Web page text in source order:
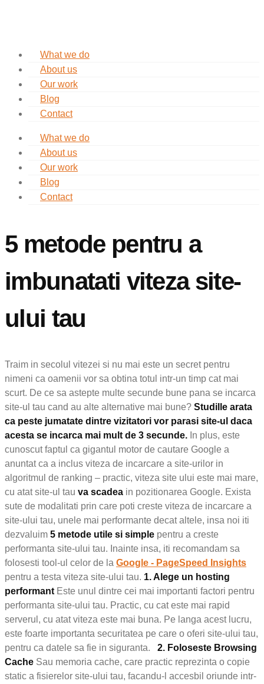
What we do
About us
Our work
Blog
Contact
What we do
About us
Our work
Blog
Contact
5 metode pentru a
imbunatati viteza site-
ului tau
Traim in secolul vitezei si nu mai este un secret pentru
nimeni ca oamenii vor sa obtina totul intr-un timp cat mai
scurt. De ce sa astepte multe secunde bune pana se incarca
site-ul tau cand au alte alternative mai bune? Studille arata
ca peste jumatate dintre vizitatori vor parasi site-ul daca
acesta se incarca mai mult de 3 secunde. In plus, este
cunoscut faptul ca gigantul motor de cautare Google a
anuntat ca a inclus viteza de incarcare a site-urilor in
algoritmul de ranking – practic, viteza site ului este mai mare,
cu atat site-ul tau va scadea in pozitionarea Google. Exista
sute de modalitati prin care poti creste viteza de incarcare a
site-ului tau, unele mai performante decat altele, insa noi iti
dezvaluim 5 metode utile si simple pentru a creste
performanta site-ului tau. Inainte insa, iti recomandam sa
folosesti tool-ul celor de la Google - PageSpeed Insights
pentru a testa viteza site-ului tau. 1. Alege un hosting
performant Este unul dintre cei mai importanti factori pentru
performanta site-ului tau. Practic, cu cat este mai rapid
serverul, cu atat viteza este mai buna. Pe langa acest lucru,
este foarte importanta securitatea pe care o oferi site-ului tau,
pentru ca datele sa fie in siguranta. 2. Foloseste Browsing
Cache Sau memoria cache, care practic reprezinta o copie
static a fisierelor site-ului tau, facandu-l accesbil oriunde intr-